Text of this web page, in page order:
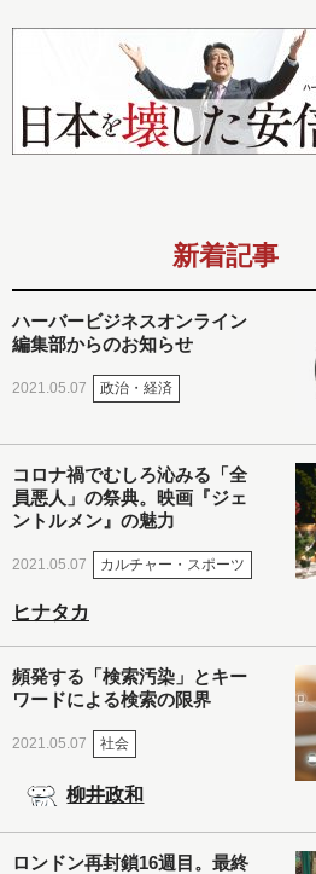
新着記事
ハーバービジネスオンライン
編集部からのお知らせ
2021.05.07 政治・経済
コロナ禍でむしろ沁みる「全
員悪人」の祭典。映画『ジェ
ントルメン』の魅力
2021.05.07 カルチャー・スポーツ
ヒナタカ
頻発する「検索汚染」とキー
ワードによる検索の限界
2021.05.07 社会
柳井政和
ロンドン再封鎖16週目。最終